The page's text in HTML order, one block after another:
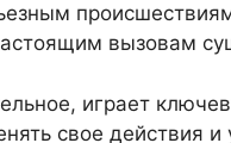
вызовам
играет
свое действия